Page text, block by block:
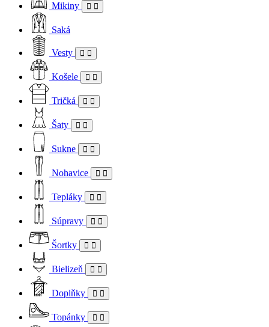
Mikiny
Saká
Vesty
Košele
Tričká
Šaty
Sukne
Nohavice
Tepláky
Súpravy
Šortky
Bielizeň
Doplňky
Topánky